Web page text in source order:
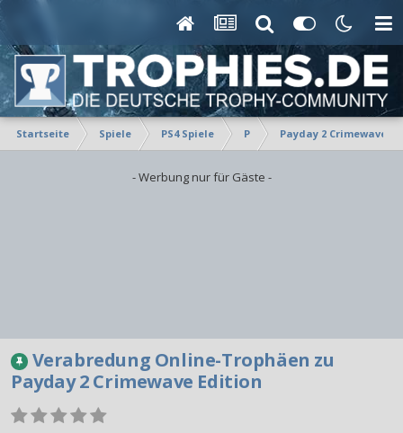
Startseite Spiele PS4 Spiele P Payday 2 Crimewave
- Werbung nur für Gäste -
Verabredung Online-Trophäen zu
Payday 2 Crimewave Edition